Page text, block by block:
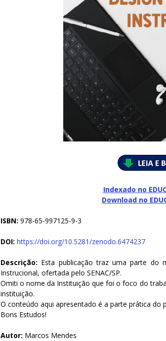
Indexado no
Download no
ISBN: 978-65-997125-9-3
DOI: https://doi.org/10.5281/zenodo.6474237
Descrição: Esta publicação traz uma parte do
Instrucional, ofertada pelo SENAC/SP.
Omiti o nome da Instituição que foi o foco do
instituição.
O conteúdo aqui apresentado é a parte prática do
Bons Estudos!
Autor: Marcos Mendes